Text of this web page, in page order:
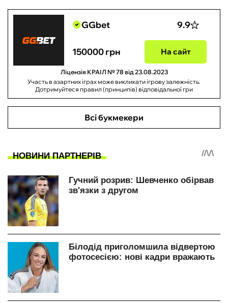
GGbet 9.9
150000 грн На сайт
Ліцензія КРАІЛ № 78 від 23.08.2023
Участь в азартних іграх може викликати ігрову залежність.
Дотримуйтеся правил (принципів) відповідальної гри
Всі букмекери